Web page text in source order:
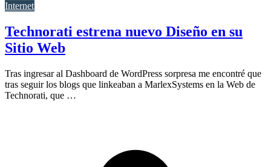
Internet
Technorati estrena nuevo Diseño en su
Sitio Web
Tras ingresar al Dashboard de WordPress sorpresa me encontré que
tras seguir los blogs que linkeaban a MarlexSystems en la Web de
Technorati, que …